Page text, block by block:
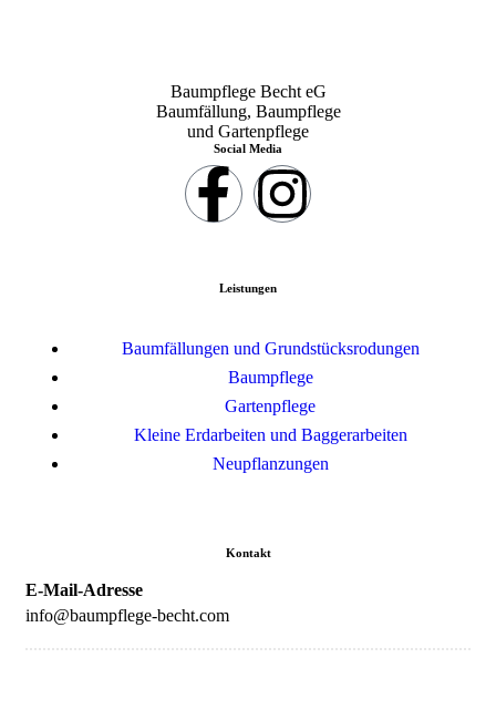
Baumpflege Becht eG
Baumfällung, Baumpflege
und Gartenpflege
Social Media
Leistungen
Baumfällungen und Grundstücksrodungen
Baumpflege
Gartenpflege
Kleine Erdarbeiten und Baggerarbeiten
Neupflanzungen
Kontakt
E-Mail-Adresse
info@baumpflege-becht.com